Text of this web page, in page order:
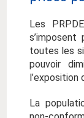
Les
toutes les
pouvoir
l’exposition
La